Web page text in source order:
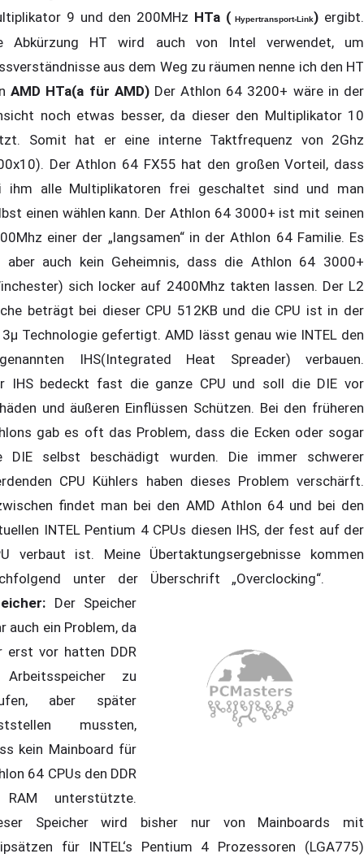
9 und den 200MHz HTa ( Hypertransport-Link) ergibt.
Abkürzung HT wird auch von Intel verwendet, um
aus dem Weg zu räumen nenne ich den HT
AMD HTa(a für AMD)Der Athlon 64 3200+ wäre in der
noch etwas besser, da dieser den Multiplikator 10
Somit hat er eine interne Taktfrequenz von 2Ghz
Der Athlon 64 FX55 hat den großen Vorteil, dass
ihm alle Multiplikatoren frei geschaltet sind und man
einen wählen kann. Der Athlon 64 3000+ ist mit seinen
einer der „langsamen“ in der Athlon 64 Familie. Es
aber auch kein Geheimnis, dass die Athlon 64 3000+
sich locker auf 2400Mhz takten lassen. Der L2
beträgt bei dieser CPU 512KB und die CPU ist in der
Technologie gefertigt. AMD lässt genau wie INTEL den
IHS(Integrated Heat Spreader) verbauen.
IHS bedeckt fast die ganze CPU und soll die DIE vor
und äußeren Einflüssen Schützen. Bei den früheren
gab es oft das Problem, dass die Ecken oder sogar
DIE selbst beschädigt wurden. Die immer schwerer
CPU Kühlers haben dieses Problem verschärft.
findet man bei den AMD Athlon 64 und bei den
INTEL Pentium 4 CPUs diesen IHS, der fest auf der
verbaut ist. Meine Übertaktungsergebnisse kommen
unter der Überschrift „Overclocking“.
Der Speicher
auch ein Problem, da
erst vor hatten DDR
zu
aber später
mussten,
kein Mainboard für
64 CPUs den DDR
unterstützte.
Speicher wird bisher nur von Mainboards mit
für INTEL‘s Pentium 4 Prozessoren (LGA775)